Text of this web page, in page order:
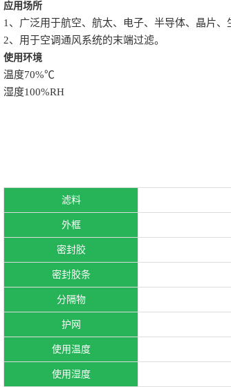
应用场所
1、广泛用于航空、航太、电子、半导体、晶片
2、用于空调通风系统的末端过滤。
使用环境
温度70%℃
湿度100%RH
滤料
外框
密封胶
密封胶条
分隔物
护网
使用温度
使用湿度